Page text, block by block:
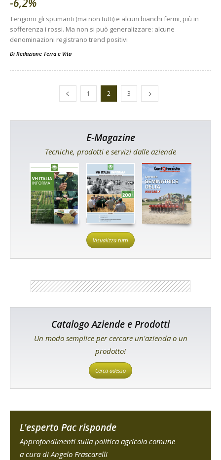
-6,2%
Tengono gli spumanti (ma non tutti) e alcuni bianchi fermi, più in
sofferenza i rossi. Ma non si può generalizzare: alcune
denominazioni registrano trend positivi
Di Redazione Terra e Vita
1 2 3
E-Magazine
Tecniche, prodotti e servizi dalle aziende
Visualizza tutti
Catalogo Aziende e Prodotti
Un modo semplice per cercare un'azienda o un
prodotto!
Cerca adesso
L'esperto Pac risponde
Approfondimenti sulla politica agricola comune
a cura di Angelo Frascarelli